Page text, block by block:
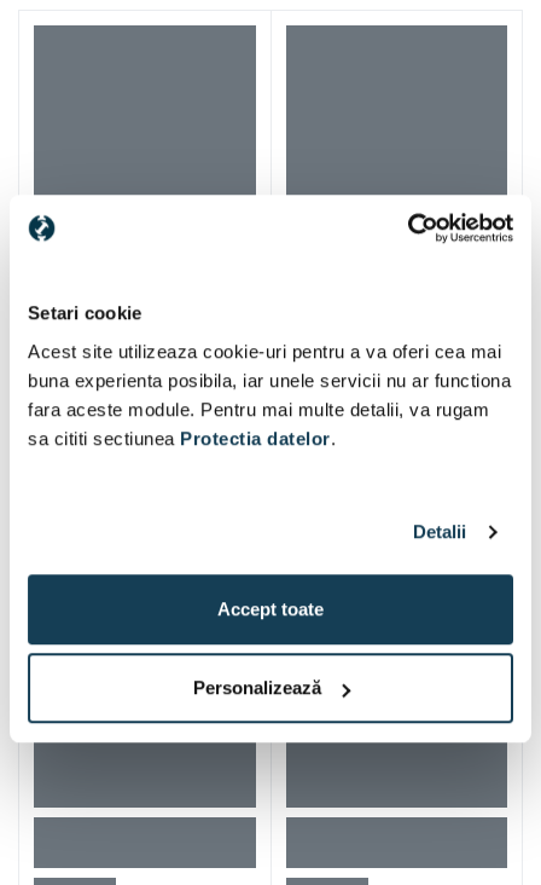
Setari cookie
Acest site utilizeaza cookie-uri pentru a va oferi cea mai
buna experienta posibila, iar unele servicii nu ar functiona
fara aceste module. Pentru mai multe detalii, va rugam
sa cititi sectiunea Protectia datelor.
Detalii
Accept toate
Personalizează